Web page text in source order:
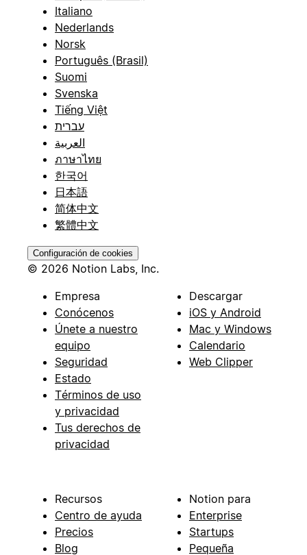
Italiano
Nederlands
Norsk
Português (Brasil)
Suomi
Svenska
Tiếng Việt
עברית
العربية
ภาษาไทย
한국어
日本語
简体中文
繁體中文
Configuración de cookies
© 2026 Notion Labs, Inc.
Empresa
Conócenos
Únete a nuestro
equipo
Seguridad
Estado
Términos de uso
y privacidad
Tus derechos de
privacidad
Descargar
iOS y Android
Mac y Windows
Calendario
Web Clipper
Recursos
Centro de ayuda
Precios
Blog
Notion para
Enterprise
Startups
Pequeña